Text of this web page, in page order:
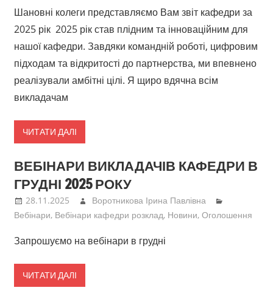
Шановні колеги представляємо Вам звіт кафедри за
2025 рік 2025 рік став плідним та інноваційним для
нашої кафедри. Завдяки командній роботі, цифровим
підходам та відкритості до партнерства, ми впевнено
реалізували амбітні цілі. Я щиро вдячна всім
викладачам
ЧИТАТИ ДАЛІ
ВЕБІНАРИ ВИКЛАДАЧІВ КАФЕДРИ В
ГРУДНІ 2025 РОКУ
28.11.2025
Воротникова Ірина Павлівна
Вебінари, Вебінари кафедри розклад, Новини, Оголошення
Запрошуємо на вебінари в грудні
ЧИТАТИ ДАЛІ